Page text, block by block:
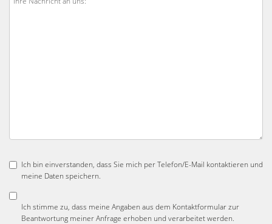
Ich bin einverstanden, dass Sie mich per Telefon/E-Mail kontaktieren und
meine Daten speichern.
Ich stimme zu, dass meine Angaben aus dem Kontaktformular zur
Beantwortung meiner Anfrage erhoben und verarbeitet werden.